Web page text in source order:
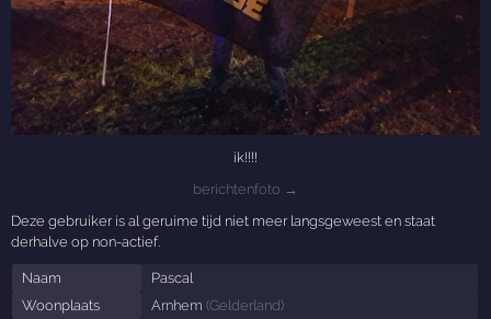
ik!!!!
berichtenfoto →
Deze gebruiker is al geruime tijd niet meer langsgeweest en staat
derhalve op non-actief.
Naam
Pascal
Woonplaats
Arnhem (Gelderland)